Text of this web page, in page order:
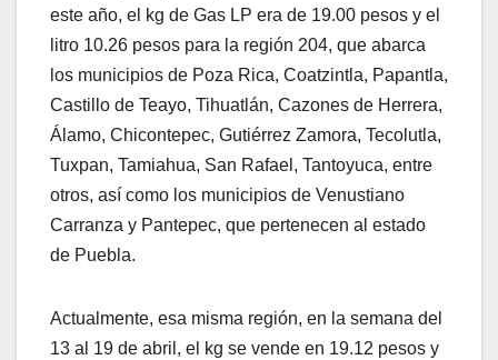
este año, el kg de Gas LP era de 19.00 pesos y el
litro 10.26 pesos para la región 204, que abarca
los municipios de Poza Rica, Coatzintla, Papantla,
Castillo de Teayo, Tihuatlán, Cazones de Herrera,
Álamo, Chicontepec, Gutiérrez Zamora, Tecolutla,
Tuxpan, Tamiahua, San Rafael, Tantoyuca, entre
otros, así como los municipios de Venustiano
Carranza y Pantepec, que pertenecen al estado
de Puebla.
Actualmente, esa misma región, en la semana del
13 al 19 de abril, el kg se vende en 19.12 pesos y